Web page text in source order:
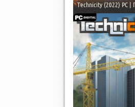
Technicity (2022) PC |